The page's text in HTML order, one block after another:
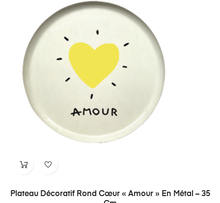
Plateau Décoratif Rond Cœur « Amour » En Métal – 35